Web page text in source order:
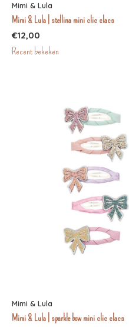
Mimi & Lula
Mimi & Lula | stellina mini clic clacs
€12,00
Recent bekeken
Mimi & Lula
Mimi & Lula | sparkle bow mini clic clacs